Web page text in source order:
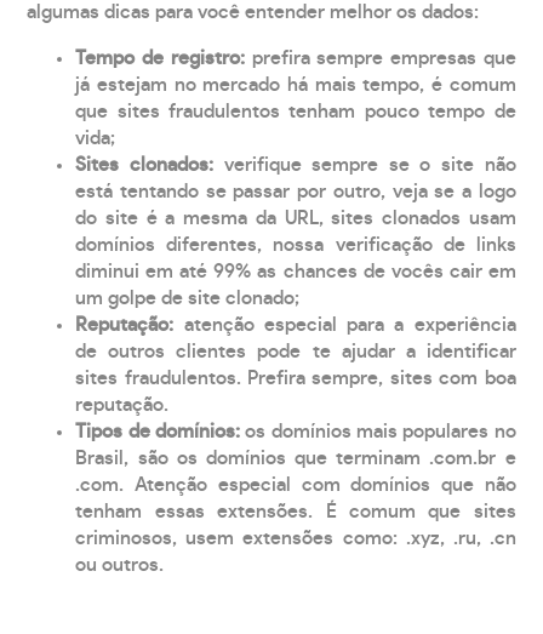
algumas dicas para você entender melhor os dados:
Tempo de registro: prefira sempre empresas que
já estejam no mercado há mais tempo, é comum
que sites fraudulentos tenham pouco tempo de
vida;
Sites clonados: verifique sempre se o site não
está tentando se passar por outro, veja se a logo
do site é a mesma da URL, sites clonados usam
domínios diferentes, nossa verificação de links
diminui em até 99% as chances de vocês cair em
um golpe de site clonado;
Reputação: atenção especial para a experiência
de outros clientes pode te ajudar a identificar
sites fraudulentos. Prefira sempre, sites com boa
reputação.
Tipos de domínios:os domínios mais populares no
Brasil, são os domínios que terminam .com.br e
.com. Atenção especial com domínios que não
tenham essas extensões. É comum que sites
criminosos, usem extensões como: .xyz, .ru, .cn
ou outros.